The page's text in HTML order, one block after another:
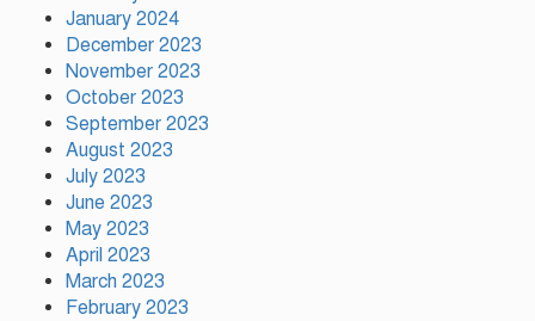
January 2024
December 2023
November 2023
October 2023
September 2023
August 2023
July 2023
June 2023
May 2023
April 2023
March 2023
February 2023